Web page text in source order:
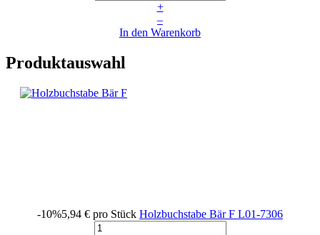
+
–
In den Warenkorb
Produktauswahl
-10%5,94 € pro Stück Holzbuchstabe Bär F L01-7306